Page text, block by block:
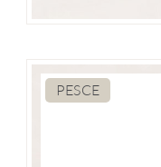
PESCE